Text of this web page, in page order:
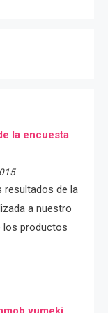
la encuesta
resultados de la
a nuestro
los productos